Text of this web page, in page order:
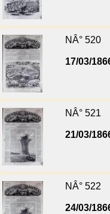
NÂ° 520
17/03/
NÂ° 521
21/03/
NÂ° 522
24/03/